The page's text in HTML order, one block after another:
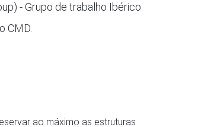
- Grupo de trabalho Ibérico
CMD.
ao máximo as estruturas